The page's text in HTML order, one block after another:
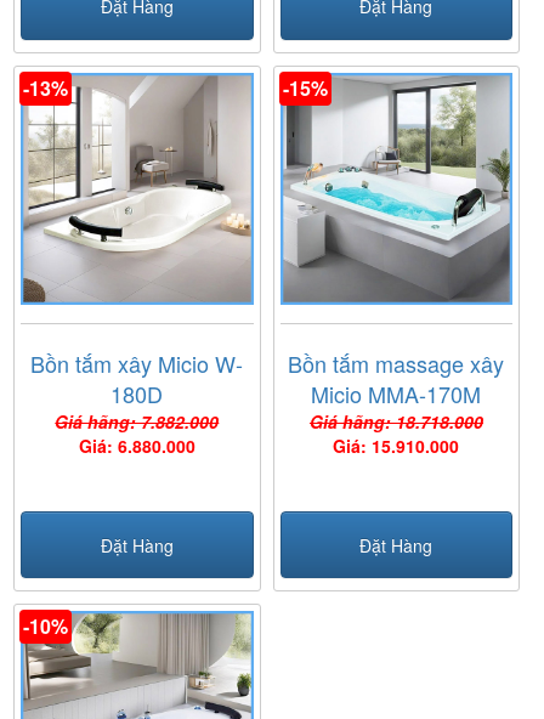
Đặt Hàng Đặt Hàng
-13%
Bồn tắm xây Micio W-
180D
Giá hãng: 7.882.000
Giá: 6.880.000
Đặt Hàng
-15%
Bồn tắm massage xây
Micio MMA-170M
Giá hãng: 18.718.000
Giá: 15.910.000
Đặt Hàng
-10%